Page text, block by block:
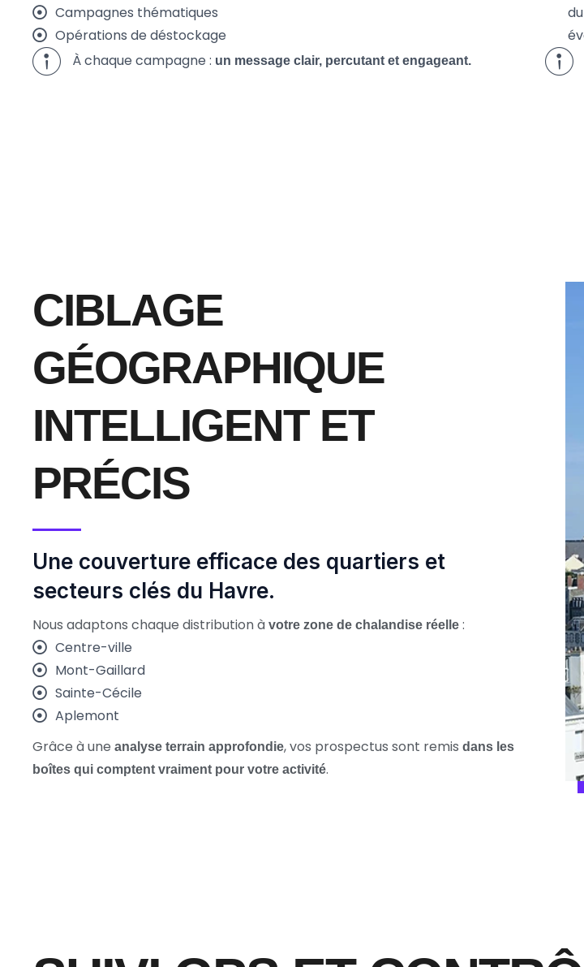
Campagnes thématiques
Opérations de déstockage
À chaque campagne : un message clair, percutant et engageant.
CIBLAGE
GÉOGRAPHIQUE
INTELLIGENT ET
PRÉCIS
Une couverture efficace des quartiers et
secteurs clés du Havre.
Nous adaptons chaque distribution à votre zone de chalandise réelle :
Centre-ville
Mont-Gaillard
Sainte-Cécile
Aplemont
Grâce à une analyse terrain approfondie, vos prospectus sont remis dans les
boîtes qui comptent vraiment pour votre activité.